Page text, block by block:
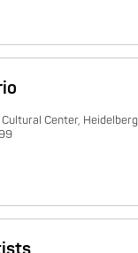
Center, Heidelberg